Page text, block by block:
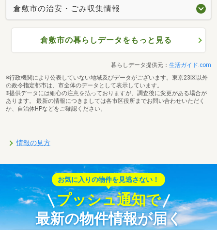
倉敷市の治安・ごみ収集情報
倉敷市の暮らしデータをもっと見る
暮らしデータ提供元： 生活ガイド.com
※行政機関により公表していない地域及びデータがございます。東京23区以外
の政令指定都市は、市全体のデータとして表示しています。
※提供データには細心の注意を払っておりますが、調査後に変更がある場合が
あります。 最新の情報につきましては各市区役所までお問い合わせいただく
か、自治体HPなどをご確認ください。
情報の見方
お気に入りの物件を見逃さない！
プッシュ通知で
最新の物件情報が届く